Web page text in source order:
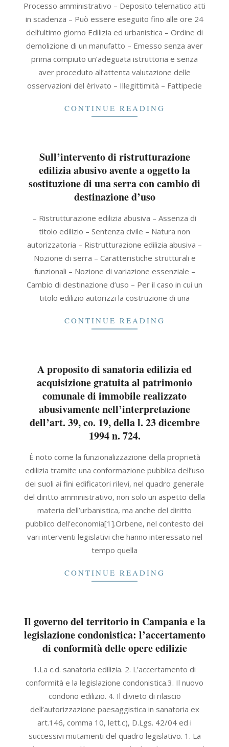
04-
11
Processo amministrativo – Deposito telematico atti
in scadenza – Può essere eseguito fino alle ore 24
dell’ultimo giorno Edilizia ed urbanistica – Ordine di
demolizione di un manufatto – Emesso senza aver
prima compiuto un’adeguata istruttoria e senza
aver proceduto all’attenta valutazione delle
osservazioni del èrivato – Illegittimità – Fattipecie
CONTINUE READING
Sull’intervento di ristrutturazione
edilizia abusivo avente a oggetto la
sostituzione di una serra con cambio di
destinazione d’uso
– Ristrutturazione edilizia abusiva – Assenza di
titolo edilizio – Sentenza civile – Natura non
autorizzatoria – Ristrutturazione edilizia abusiva –
Nozione di serra – Caratteristiche strutturali e
funzionali – Nozione di variazione essenziale –
Cambio di destinazione d’uso – Per il caso in cui un
titolo edilizio autorizzi la costruzione di una
CONTINUE READING
A proposito di sanatoria edilizia ed
acquisizione gratuita al patrimonio
comunale di immobile realizzato
abusivamente nell’interpretazione
dell’art. 39, co. 19, della l. 23 dicembre
1994 n. 724.
09-
30
È noto come la funzionalizzazione della proprietà
edilizia tramite una conformazione pubblica dell’uso
dei suoli ai fini edificatori rilevi, nel quadro generale
del diritto amministrativo, non solo un aspetto della
materia dell’urbanistica, ma anche del diritto
pubblico dell’economia[1].Orbene, nel contesto dei
vari interventi legislativi che hanno interessato nel
tempo quella
CONTINUE READING
Il governo del territorio in Campania e la
legislazione condonistica: l’accertamento
di conformità delle opere edilizie
30
1.La c.d. sanatoria edilizia. 2. L’accertamento di
conformità e la legislazione condonistica.3. Il nuovo
condono edilizio. 4. Il divieto di rilascio
dell’autorizzazione paesaggistica in sanatoria ex
art.146, comma 10, lett.c), D.Lgs. 42/04 ed i
successivi mutamenti del quadro legislativo. 1. La